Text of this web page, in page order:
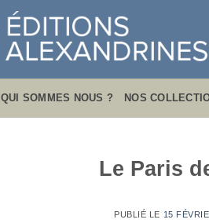
QUI SOMMES NOUS ? NOS
Le Paris
PUBLIÉ LE 15